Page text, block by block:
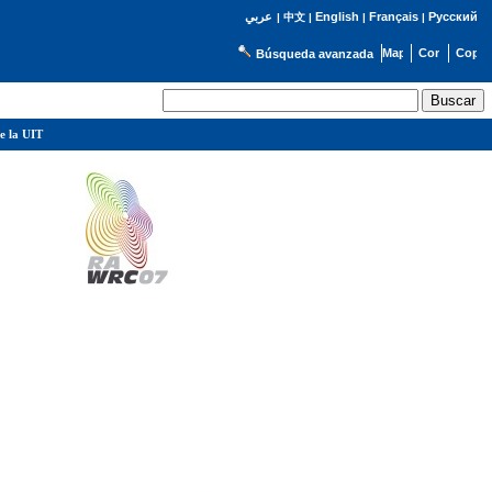
عربي | 中文| English | Français| Русский
Búsqueda avanzada
la UIT